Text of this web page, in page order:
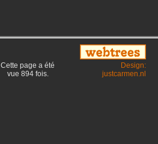
Cette page a été
vue 894fois.
Design:
justcarmen.nl